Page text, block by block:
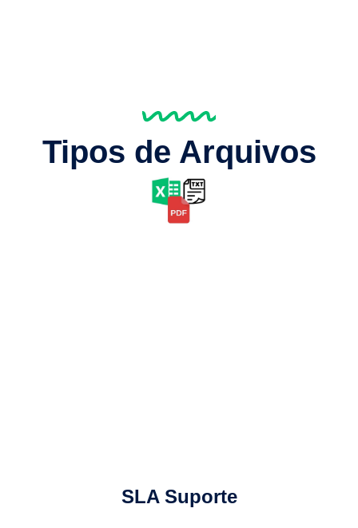
Tipos de Arquivos
SLA Suporte